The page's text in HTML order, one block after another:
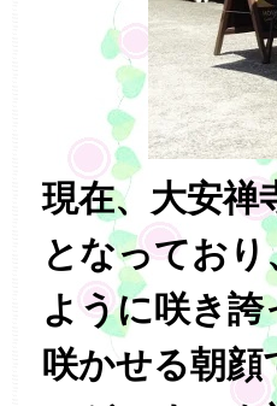
現在、大安禅
となってお
ように咲き
咲かせる朝顔